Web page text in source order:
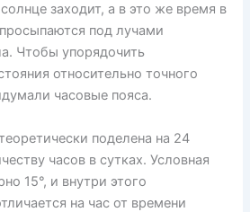
заходит, а в это же время в
под лучами
Чтобы упорядочить
относительно точного
часовые пояса.
поделена на 24
часов в сутках. Условная
15°, и внутри этого
на час от времени